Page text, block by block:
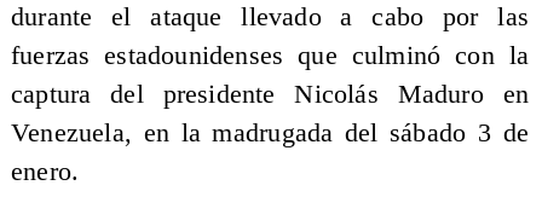
durante el ataque llevado a cabo por las
fuerzas estadounidenses que culminó con la
captura del presidente Nicolás Maduro en
Venezuela, en la madrugada del sábado 3 de
enero.